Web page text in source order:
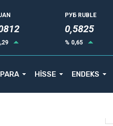
РУБ RUBLE
0,5825
% 0,65
HİSSE ENDEKS